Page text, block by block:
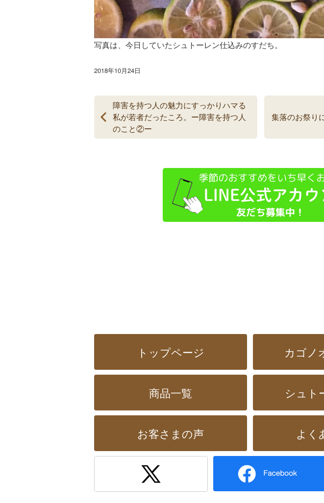
写真は、今日していたシュトーレン仕込みのすだち。
2018年10月24日
障害を持つ人の魅力にすっかりハマる
私が若者だったころ。ー障害を持つ人
のこと②ー
集落のお祭り
トップページ カゴノ
商品一覧 シュト
お客さまの声 よく